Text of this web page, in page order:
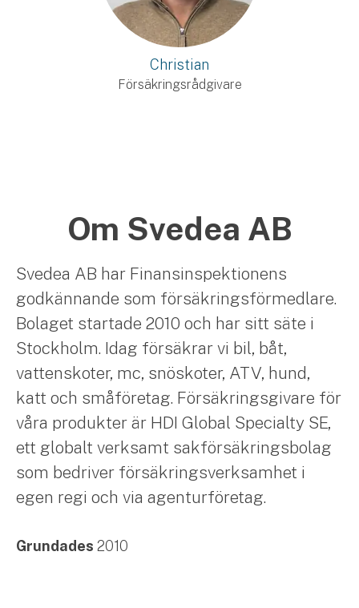
Christian
Försäkringsrådgivare
Om Svedea AB
Svedea AB har Finansinspektionens
godkännande som försäkringsförmedlare.
Bolaget startade 2010 och har sitt säte i
Stockholm. Idag försäkrar vi bil, båt,
vattenskoter, mc, snöskoter, ATV, hund,
katt och småföretag. Försäkringsgivare för
våra produkter är HDI Global Specialty SE,
ett globalt verksamt sakförsäkringsbolag
som bedriver försäkringsverksamhet i
egen regi och via agenturföretag.
Grundades 2010